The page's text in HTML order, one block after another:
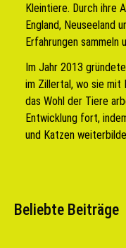
Kleintiere. Durch ihre
England, Neuseeland
Erfahrungen sammeln
Im Jahr 2013
im Zillertal, wo sie mit
das Wohl der Tiere
Entwicklung fort,
und Katzen
Beliebte Beiträge